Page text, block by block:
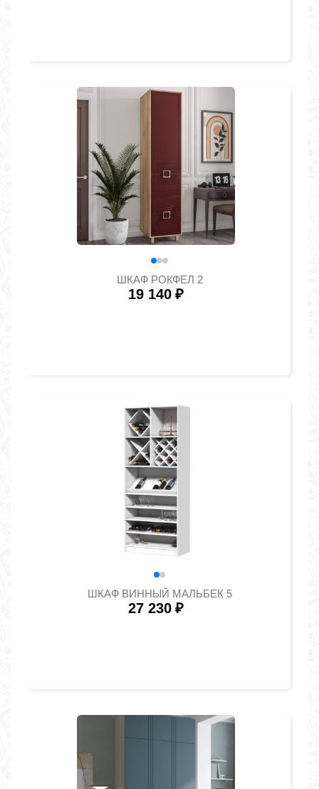
ШКАФ РОКФЕЛ 2
19 140 ₽
ШКАФ ВИННЫЙ МАЛЬБЕК 5
27 230 ₽